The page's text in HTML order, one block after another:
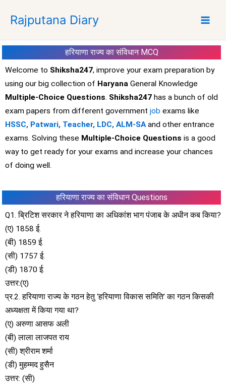
p
Rajputana Diary
हरियाणा राज्य का संविधान MCQ
Welcome to Shiksha247, improve your exam preparation by
using our big collection of Haryana General Knowledge
Multiple-Choice Questions. Shiksha247 has a bunch of old
exam papers from different government job exams like
HSSC, Patwari, Teacher, LDC, ALM-SA and other entrance
exams. Solving these Multiple-Choice Questions is a good
way to get ready for your exams and increase your chances
of doing well.
हरियाणा राज्य का संविधानQuestions
Q1. ब्रिटिश सरकार ने हरियाणा का अधिकांश भाग पंजाब के अधीन कब किया?
(ए) 1858 ई.
(बी) 1859 ई.
(सी) 1757 ई.
(डी) 1870 ई.
उत्तर:(ए)
प्र.2. हरियाणा राज्य के गठन हेतु ‘हरियाणा विकास समिति’ का गठन किसकी
अध्यक्षता में किया गया था?
(ए) अरुणा आसफ अली
(बी) लाला लाजपत राय
(सी) श्रीराम शर्मा
(डी) मुहम्मद हुसैन
उत्तर: (सी)